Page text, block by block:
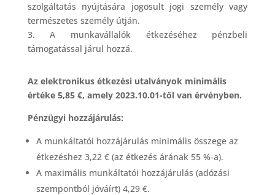
szolgáltatás nyújtására jogosult jogi személy vagy
természetes személy útján.
3. A munkavállalók étkezéséhez pénzbeli
támogatással járul hozzá.
Az elektronikus étkezési utalványok minimális
értéke 5,85 €, amely 2023.10.01-től van érvényben.
Pénzügyi hozzájárulás:
A munkáltatói hozzájárulás minimális összege az
étkezéshez 3,22 € (az étkezés árának 55 %-a).
A maximális munkáltatói hozzájárulás (adózási
szempontból jóváírt) 4,29 €.